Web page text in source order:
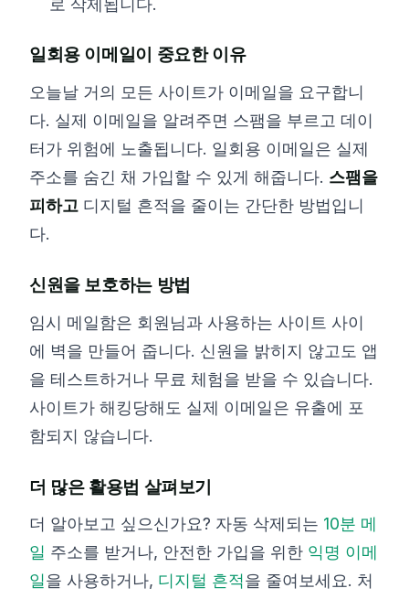
로 삭제됩니다.
일회용 이메일이 중요한 이유
오늘날 거의 모든 사이트가 이메일을 요구합니
다. 실제 이메일을 알려주면 스팸을 부르고 데이
터가 위험에 노출됩니다. 일회용 이메일은 실제
주소를 숨긴 채 가입할 수 있게 해줍니다. 스팸을
피하고 디지털 흔적을 줄이는 간단한 방법입니
다.
신원을 보호하는 방법
임시 메일함은 회원님과 사용하는 사이트 사이
에 벽을 만들어 줍니다. 신원을 밝히지 않고도 앱
을 테스트하거나 무료 체험을 받을 수 있습니다.
사이트가 해킹당해도 실제 이메일은 유출에 포
함되지 않습니다.
더 많은 활용법 살펴보기
더 알아보고 싶으신가요? 자동 삭제되는 10분 메
일 주소를 받거나, 안전한 가입을 위한 익명 이메
일을 사용하거나, 디지털 흔적을 줄여보세요. 처